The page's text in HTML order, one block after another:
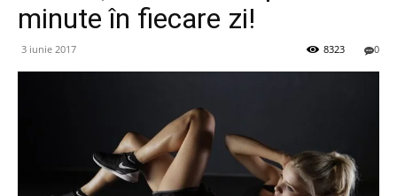
minute în fiecare zi!
3 iunie 2017 0
8323